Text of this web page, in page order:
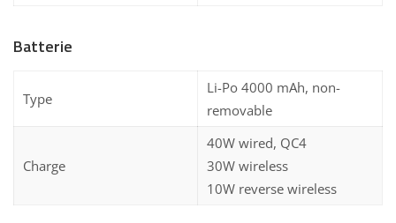
Batterie
Type
Li-Po 4000 mAh, non-
removable
Charge
40W wired, QC4
30W wireless
10W reverse wireless